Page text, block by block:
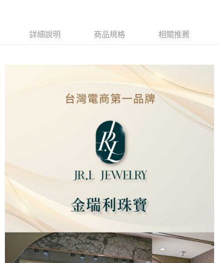
ATM付款
運送方式
詳細說明 商品規格 相關推薦